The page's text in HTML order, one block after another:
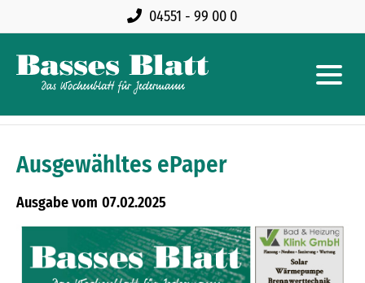
04551 - 99 00 0
Ausgewähltes ePaper
07.02.2025